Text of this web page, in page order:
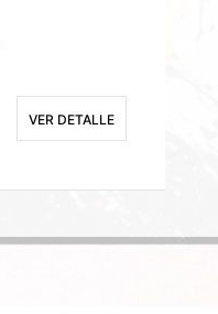
VER DETALLE